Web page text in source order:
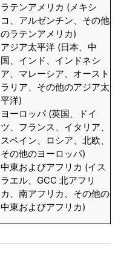
ラテンアメリカ (メキシ
コ、アルゼンチン、その他
のラテンアメリカ)
アジア太平洋 (日本、中
国、インド、インドネシ
ア、マレーシア、オースト
ラリア、その他のアジア太
平洋)
ヨーロッパ (英国、ドイ
ツ、フランス、イタリア、
スペイン、ロシア、北欧、
その他のヨーロッパ)
中東およびアフリカ (イス
ラエル、GCC 北アフリ
カ、南アフリカ、その他の
中東およびアフリカ)